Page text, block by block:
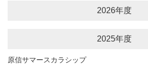
2026年度
2025年度
原信サマースカラシップ